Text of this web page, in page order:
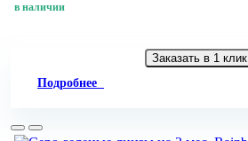
в наличии
Заказать в 1 клик
Подробнее